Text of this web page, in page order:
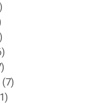
(7)